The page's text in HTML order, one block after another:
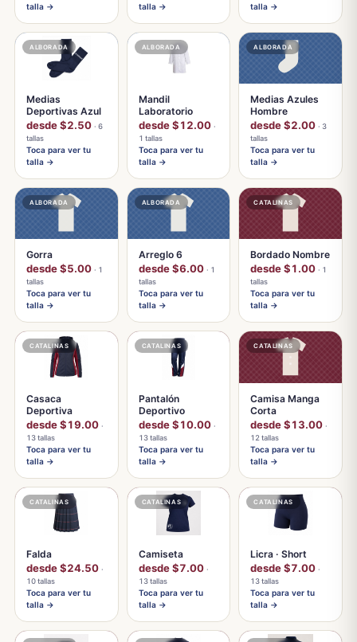
talla →
talla →
talla →
ALBORADA
Medias
Deportivas Azul
desde $2.50 · 6
tallas
Toca para ver tu
talla →
ALBORADA
Mandil
Laboratorio
desde $12.00 ·
1 tallas
Toca para ver tu
talla →
ALBORADA
Medias Azules
Hombre
desde $2.00 · 3
tallas
Toca para ver tu
talla →
ALBORADA
Gorra
desde $5.00 · 1
tallas
Toca para ver tu
talla →
ALBORADA
Arreglo 6
desde $6.00 · 1
tallas
Toca para ver tu
talla →
CATALINAS
Bordado Nombre
desde $1.00 · 1
tallas
Toca para ver tu
talla →
CATALINAS
Casaca
Deportiva
desde $19.00 ·
13 tallas
Toca para ver tu
talla →
CATALINAS
Pantalón
Deportivo
desde $10.00 ·
13 tallas
Toca para ver tu
talla →
CATALINAS
Camisa Manga
Corta
desde $13.00 ·
12 tallas
Toca para ver tu
talla →
CATALINAS
Falda
desde $24.50 ·
10 tallas
Toca para ver tu
talla →
CATALINAS
Camiseta
desde $7.00 ·
13 tallas
Toca para ver tu
talla →
CATALINAS
Licra · Short
desde $7.00 ·
13 tallas
Toca para ver tu
talla →